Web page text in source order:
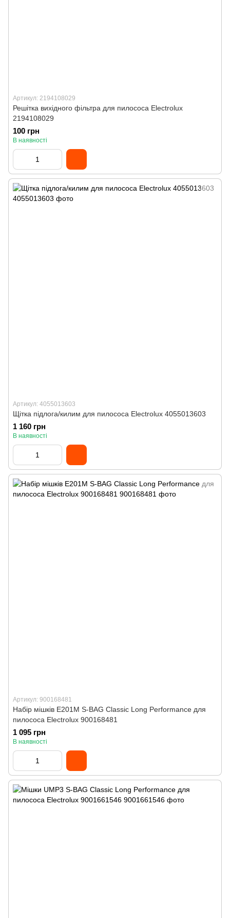
Артикул: 2194108029
Решітка вихідного фільтра для пилососа Electrolux
2194108029
100 грн
В наявності
Артикул: 4055013603
Щітка підлога/килим для пилососа Electrolux 4055013603
1 160 грн
В наявності
Артикул: 900168481
Набір мішків E201M S-BAG Classic Long Performance для
пилососа Electrolux 900168481
1 095 грн
В наявності